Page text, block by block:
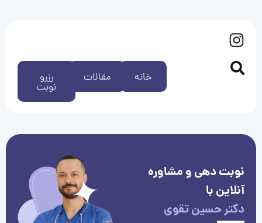
رزرو
نوبت
مقالات خانه
نوبت دهی و مشاوره
آنلاین با
دکتر حسین تقوی